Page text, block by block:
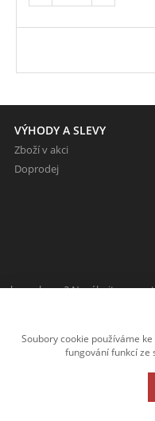
VÝHODY A SLEVY
Zboží v akci
Doprodej
e-shopu? Neváhejte
Soubory cookie používáme
fungování funkcí ze